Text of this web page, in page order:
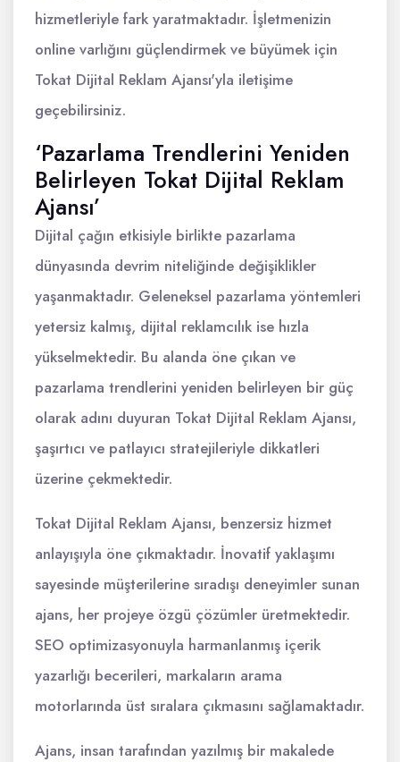
hizmetleriyle fark yaratmaktadır. İşletmenizin
online varlığını güçlendirmek ve büyümek için
Tokat Dijital Reklam Ajansı'yla iletişime
geçebilirsiniz.
‘Pazarlama Trendlerini Yeniden
Belirleyen Tokat Dijital Reklam
Ajansı’
Dijital çağın etkisiyle birlikte pazarlama
dünyasında devrim niteliğinde değişiklikler
yaşanmaktadır. Geleneksel pazarlama yöntemleri
yetersiz kalmış, dijital reklamcılık ise hızla
yükselmektedir. Bu alanda öne çıkan ve
pazarlama trendlerini yeniden belirleyen bir güç
olarak adını duyuran Tokat Dijital Reklam Ajansı,
şaşırtıcı ve patlayıcı stratejileriyle dikkatleri
üzerine çekmektedir.
Tokat Dijital Reklam Ajansı, benzersiz hizmet
anlayışıyla öne çıkmaktadır. İnovatif yaklaşımı
sayesinde müşterilerine sıradışı deneyimler sunan
ajans, her projeye özgü çözümler üretmektedir.
SEO optimizasyonuyla harmanlanmış içerik
yazarlığı becerileri, markaların arama
motorlarında üst sıralara çıkmasını sağlamaktadır.
Ajans, insan tarafından yazılmış bir makalede